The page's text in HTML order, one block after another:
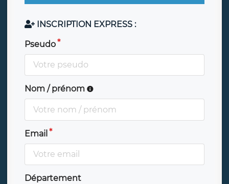
INSCRIPTION EXPRESS :
Pseudo
Nom / prénom
Email
Département